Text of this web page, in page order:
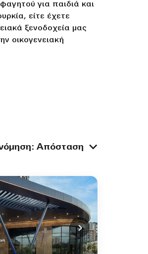
για παιδιά και
είτε έχετε
ξενοδοχεία μας
οικογενειακή
: Απόσταση